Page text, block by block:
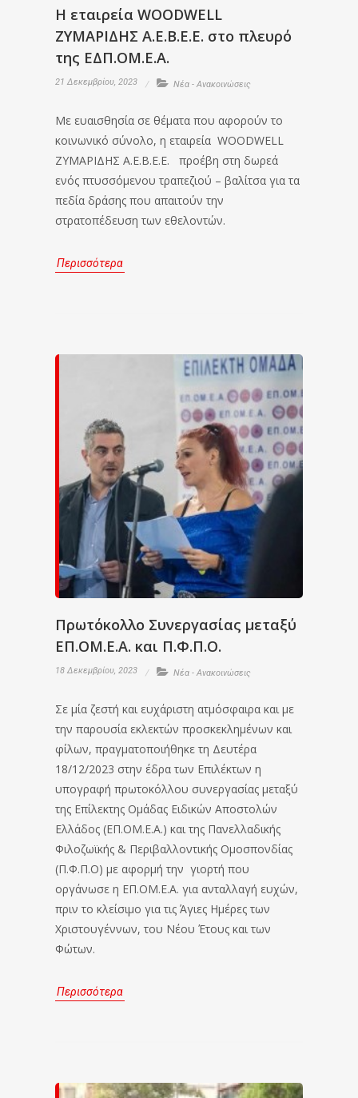
Η εταιρεία WOODWELL
ΖΥΜΑΡΙΔΗΣ Α.Ε.Β.Ε.Ε. στο πλευρό
της ΕΔΠ.ΟΜ.Ε.Α.
21 Δεκεμβρίου, 2023 Νέα - Ανακοινώσεις
Με ευαισθησία σε θέματα που αφορούν το
κοινωνικό σύνολο, η εταιρεία WOODWELL
ΖΥΜΑΡΙΔΗΣ Α.Ε.Β.Ε.Ε. προέβη στη δωρεά
ενός πτυσσόμενου τραπεζιού – βαλίτσα για τα
πεδία δράσης που απαιτούν την
στρατοπέδευση των εθελοντών.
Περισσότερα
Πρωτόκολλο Συνεργασίας μεταξύ
ΕΠ.ΟΜ.Ε.Α. και Π.Φ.Π.Ο.
18 Δεκεμβρίου, 2023 Νέα - Ανακοινώσεις
Σε μία ζεστή και ευχάριστη ατμόσφαιρα και με
την παρουσία εκλεκτών προσκεκλημένων και
φίλων, πραγματοποιήθηκε τη Δευτέρα
18/12/2023 στην έδρα των Επιλέκτων η
υπογραφή πρωτοκόλλου συνεργασίας μεταξύ
της Επίλεκτης Ομάδας Ειδικών Αποστολών
Ελλάδος (ΕΠ.ΟΜ.Ε.Α.) και της Πανελλαδικής
Φιλοζωϊκής & Περιβαλλοντικής Ομοσπονδίας
(Π.Φ.Π.Ο) με αφορμή την γιορτή που
οργάνωσε η ΕΠ.ΟΜ.Ε.Α. για ανταλλαγή ευχών,
πριν το κλείσιμο για τις Άγιες Ημέρες των
Χριστουγέννων, του Νέου Έτους και των
Φώτων.
Περισσότερα